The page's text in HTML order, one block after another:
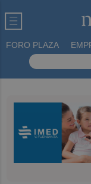
FORO PLAZA